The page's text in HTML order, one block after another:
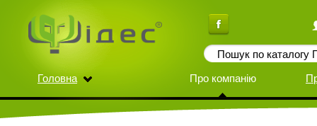
Головна Про компанію